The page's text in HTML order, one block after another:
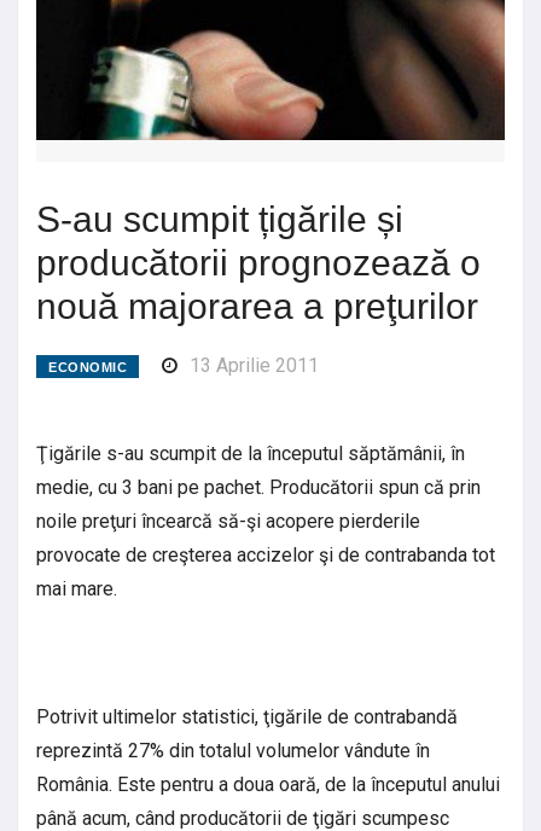
S-au scumpit țigările și
producătorii prognozează o
nouă majorarea a preţurilor
ECONOMIC 13 Aprilie 2011
Ţigările s-au scumpit de la începutul săptămânii, în
medie, cu 3 bani pe pachet. Producătorii spun că prin
noile preţuri încearcă să-şi acopere pierderile
provocate de creşterea accizelor şi de contrabanda tot
mai mare.
Potrivit ultimelor statistici, ţigările de contrabandă
reprezintă 27% din totalul volumelor vândute în
România. Este pentru a doua oară, de la începutul anului
până acum, când producătorii de ţigări scumpesc